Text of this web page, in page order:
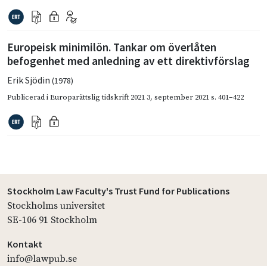
Europeisk minimilön. Tankar om överlåten
befogenhet med anledning av ett direktivförslag
Erik Sjödin (1978)
Publicerad iEuroparättslig tidskrift 2021 3, september 2021s. 401–422
Stockholm Law Faculty's Trust Fund for Publications
Stockholms universitet
SE-106 91 Stockholm
Kontakt
info@lawpub.se